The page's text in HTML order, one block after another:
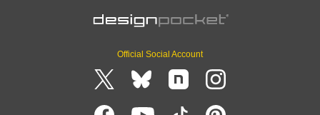
Official Social Account